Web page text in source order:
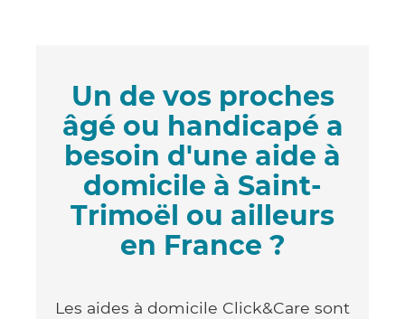
Un de vos proches
âgé ou handicapé a
besoin d'une aide à
domicile à Saint-
Trimoël ou ailleurs
en France ?
Les aides à domicile Click&Care sont